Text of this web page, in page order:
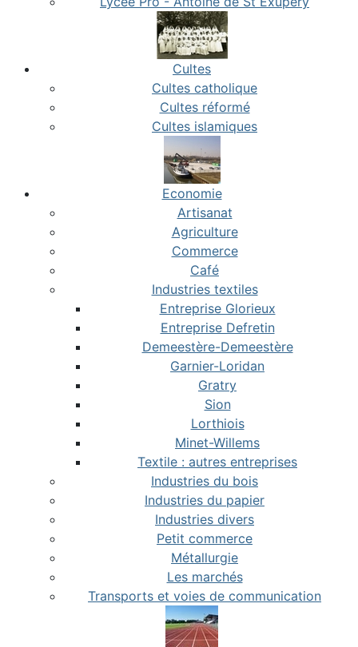
Cultes
Cultes catholique
Cultes réformé
Cultes islamiques
Economie
Artisanat
Agriculture
Commerce
Café
Industries textiles
Entreprise Glorieux
Entreprise Defretin
Demeestère-Demeestère
Garnier-Loridan
Gratry
Sion
Lorthiois
Minet-Willems
Textile : autres entreprises
Industries du bois
Industries du papier
Industries divers
Petit commerce
Métallurgie
Les marchés
Transports et voies de communication